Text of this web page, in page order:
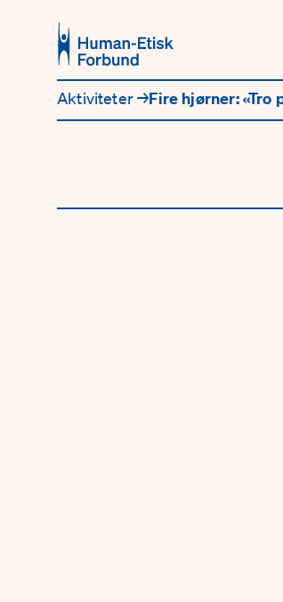
Aktiviteter→Fire hjørner: «Tro